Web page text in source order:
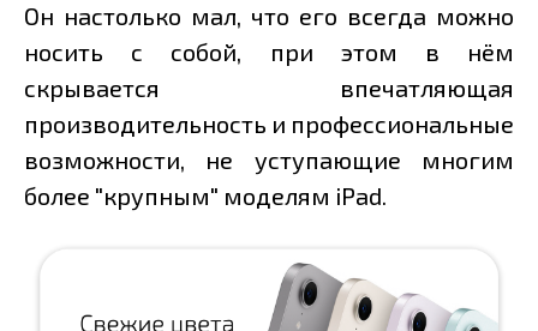
Он настолько мал, что его всегда можно
носить с собой, при этом в нём
скрывается впечатляющая
производительность и профессиональные
возможности, не уступающие многим
более "крупным" моделям iPad.